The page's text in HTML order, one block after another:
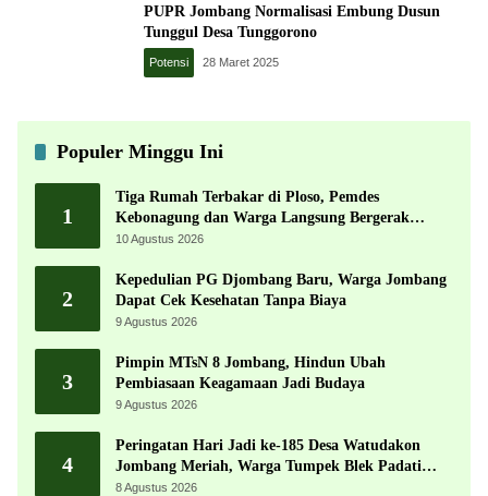
PUPR Jombang Normalisasi Embung Dusun
Tunggul Desa Tunggorono
Potensi 28 Maret 2025
Populer Minggu Ini
1
Tiga Rumah Terbakar di Ploso, Pemdes
Kebonagung dan Warga Langsung Bergerak
Bantu Korban
10 Agustus 2026
2
Kepedulian PG Djombang Baru, Warga Jombang
Dapat Cek Kesehatan Tanpa Biaya
9 Agustus 2026
3
Pimpin MTsN 8 Jombang, Hindun Ubah
Pembiasaan Keagamaan Jadi Budaya
9 Agustus 2026
4
Peringatan Hari Jadi ke-185 Desa Watudakon
Jombang Meriah, Warga Tumpek Blek Padati
Karnaval Budaya
8 Agustus 2026